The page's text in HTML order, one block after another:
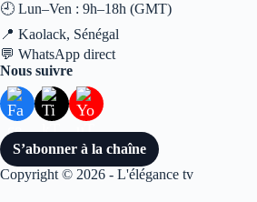
🕘 Lun–Ven : 9h–18h (GMT)
📍 Kaolack, Sénégal
💬 WhatsApp direct
Nous suivre
S’abonner à la chaîne
Copyright © 2026 - L'élégance tv